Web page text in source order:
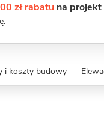
zł rabatu na projekt
i koszty budowy